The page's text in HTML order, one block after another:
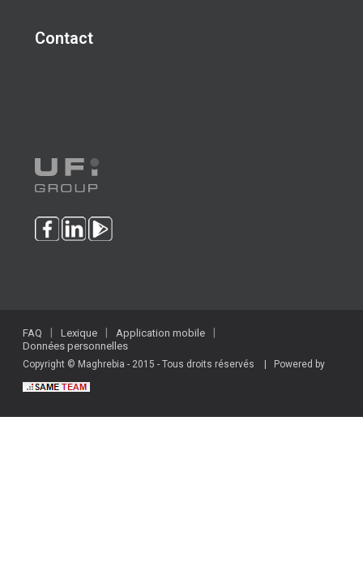
Contact
FAQ Lexique
Application mobile
Données personnelles
Copyright © Maghrebia - 2015 - Tous droits réservés | Powered by